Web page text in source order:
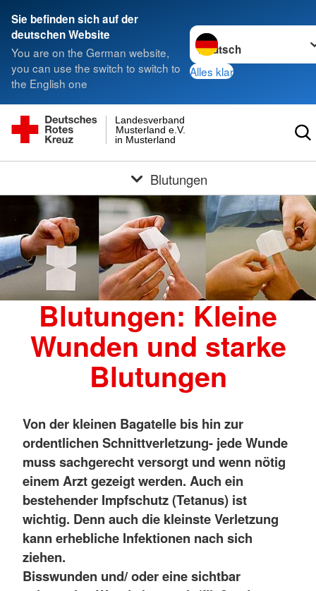
Sie befinden sich auf der
deutschen Website
You are on the German website,
you can use the switch to switch to
the English one
Sprache wechseln zu
Alles klar
in Musterland
Musterland e.V.
Landesverband
Blutungen
Blutungen: Kleine
Wunden und starke
Blutungen
Von der kleinen Bagatelle bis hin zur
ordentlichen Schnittverletzung- jede Wunde
muss sachgerecht versorgt und wenn nötig
einem Arzt gezeigt werden. Auch ein
bestehender Impfschutz (Tetanus) ist
wichtig. Denn auch die kleinste Verletzung
kann erhebliche Infektionen nach sich
ziehen.
Bisswunden und/ oder eine sichtbar